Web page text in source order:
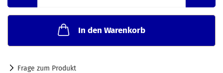
In den Warenkorb
Frage zum Produkt